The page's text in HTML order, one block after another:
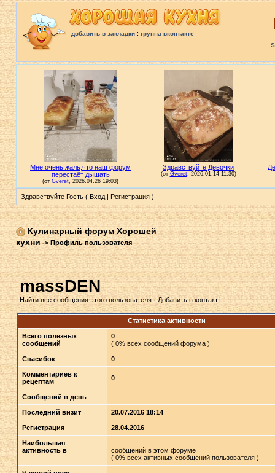
добавить в закладки: группа вконтакте
Здравствуйте Гость ( Вход| Регистрация)
Кулинарный форум Хорошей
кухни->Профиль пользователя
massDEN
Найти все сообщения этого пользователя·Добавить в контакт
Статистика активности
Всего полезных
сообщений
0
( 0% всех сообщений форума )
Спасибок 0
Комментариев к
рецептам
0
Сообщений в день
Последний визит 20.07.2016 18:14
Регистрация 28.04.2016
Наибольшая
активность в
сообщений в этом форуме
( 0% всех активных сообщений пользователя )